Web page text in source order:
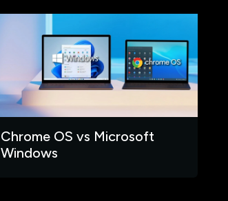
Chrome OS vs Microsoft
Windows